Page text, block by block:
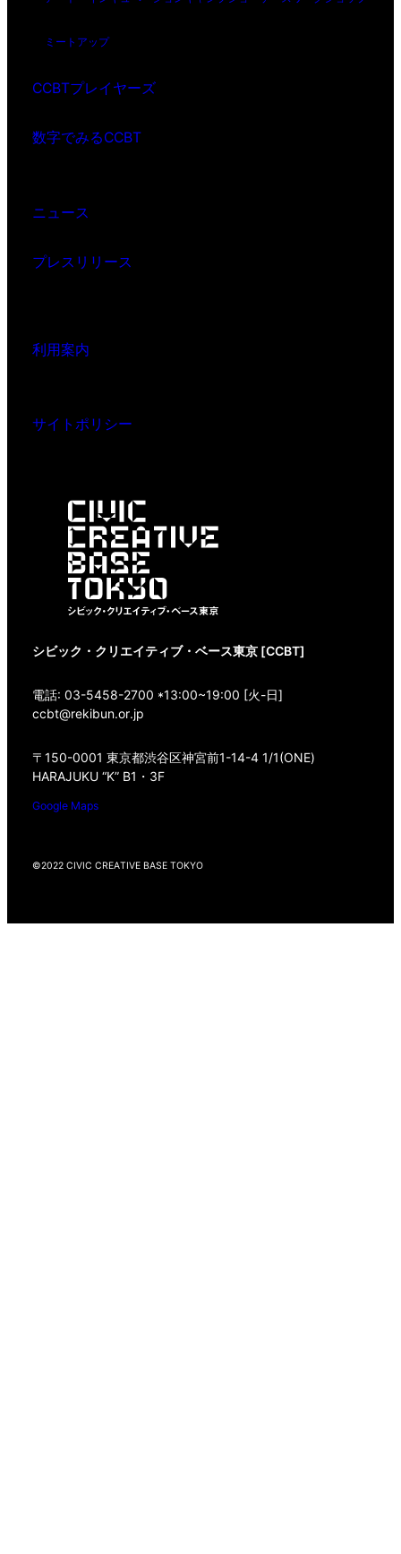
ミートアップ
CCBTプレイヤーズ
数字でみるCCBT
ニュース
プレスリリース
利用案内
サイトポリシー
シビック・クリエイティブ・ベース東京 [CCBT]
電話: 03-5458-2700 *13:00~19:00 [火-日]
ccbt@rekibun.or.jp
〒150-0001 東京都渋谷区神宮前1-14-4 1/1(ONE)
HARAJUKU “K” B1・3F
Google Maps
©2022 CIVIC CREATIVE BASE TOKYO